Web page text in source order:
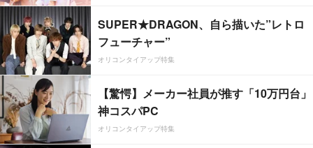
SUPER★DRAGON、自ら描いた”レトロ
フューチャー”
オリコンタイアップ特集
【驚愕】メーカー社員が推す「10万円台」
神コスパPC
オリコンタイアップ特集